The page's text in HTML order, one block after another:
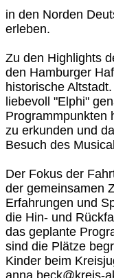
in den Norden
erleben.
Zu den Highlights
den Hamburger
historische
liebevoll "Elphi"
Programmpunkten
zu erkunden und
Besuch des
Der Fokus der
der gemeinsamen
Erfahrungen und
die Hin- und
das geplante
sind die Plätze
Kinder beim
anna.beck@kreis-